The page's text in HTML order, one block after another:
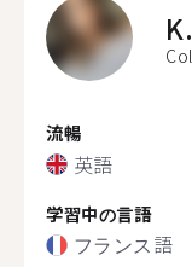
K.
流暢
英語
学習中の言語
フランス語